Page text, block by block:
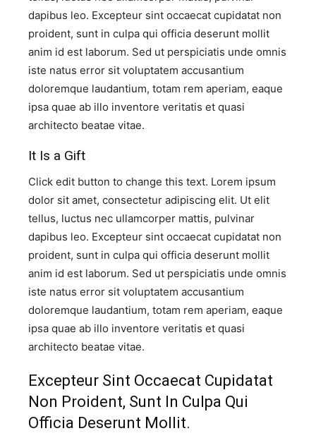
dapibus leo. Excepteur sint occaecat cupidatat non
proident, sunt in culpa qui officia deserunt mollit
anim id est laborum. Sed ut perspiciatis unde omnis
iste natus error sit voluptatem accusantium
doloremque laudantium, totam rem aperiam, eaque
ipsa quae ab illo inventore veritatis et quasi
architecto beatae vitae.​
It Is a Gift​
Click edit button to change this text. Lorem ipsum
dolor sit amet, consectetur adipiscing elit. Ut elit
tellus, luctus nec ullamcorper mattis, pulvinar
dapibus leo. Excepteur sint occaecat cupidatat non
proident, sunt in culpa qui officia deserunt mollit
anim id est laborum. Sed ut perspiciatis unde omnis
iste natus error sit voluptatem accusantium
doloremque laudantium, totam rem aperiam, eaque
ipsa quae ab illo inventore veritatis et quasi
architecto beatae vitae.​
Excepteur Sint Occaecat Cupidatat
Non Proident, Sunt In Culpa Qui
Officia Deserunt Mollit.​